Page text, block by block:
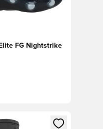
FG Nightstrike
logge ind eller tilmelde dig